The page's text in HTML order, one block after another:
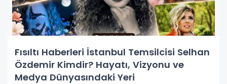
Fısıltı Haberleri İstanbul Temsilcisi Selhan
Özdemir Kimdir? Hayatı, Vizyonu ve
Medya Dünyasındaki Yeri